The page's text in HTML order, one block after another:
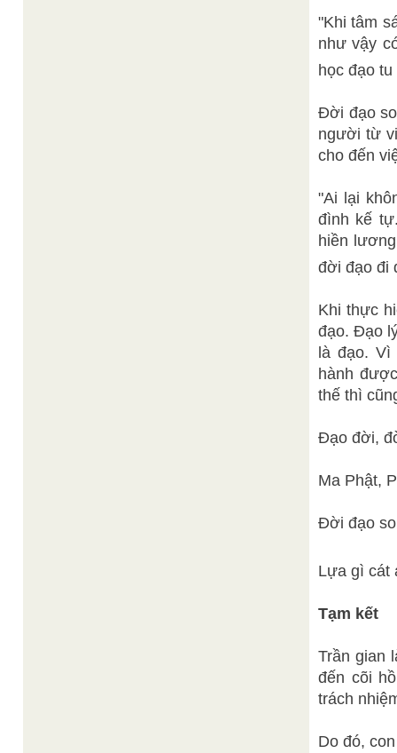
"Khi tâm
như vậy
học đạo
Đời đạo
người từ
cho đến
"Ai lại
đình kế
hiền
đời đạo đi
Khi thực
đạo. Đạo
là đạo.
hành
thế thì
Đạo đời,
Ma Phật,
Đời đạo
Lựa gì cát
Tạm kết
Trần gian
đến cõi
trách
Do đó,